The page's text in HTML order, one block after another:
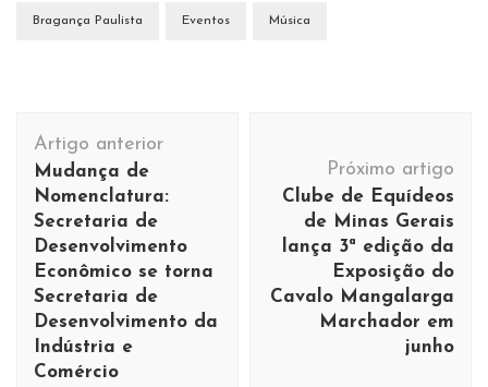
Bragança Paulista Eventos Música
Navegação
de
post
Artigo anterior
Mudança de
Nomenclatura:
Secretaria de
Desenvolvimento
Econômico se torna
Secretaria de
Desenvolvimento da
Indústria e
Comércio
Próximo artigo
Clube de Equídeos
de Minas Gerais
lança 3ª edição da
Exposição do
Cavalo Mangalarga
Marchador em
junho